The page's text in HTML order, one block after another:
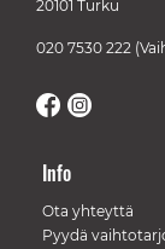
20101 Turku
020 7530 222
Info
Ota yhteyttä
Pyydä